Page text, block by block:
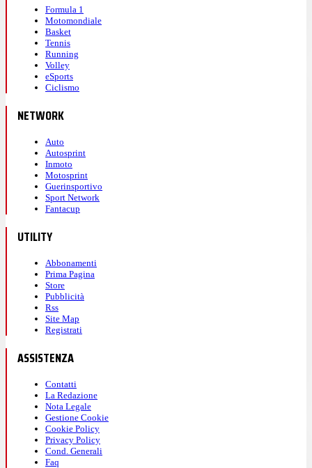
Formula 1
Motomondiale
Basket
Tennis
Running
Volley
eSports
Ciclismo
NETWORK
Auto
Autosprint
Inmoto
Motosprint
Guerinsportivo
Sport Network
Fantacup
UTILITY
Abbonamenti
Prima Pagina
Store
Pubblicità
Rss
Site Map
Registrati
ASSISTENZA
Contatti
La Redazione
Nota Legale
Gestione Cookie
Cookie Policy
Privacy Policy
Cond. Generali
Faq